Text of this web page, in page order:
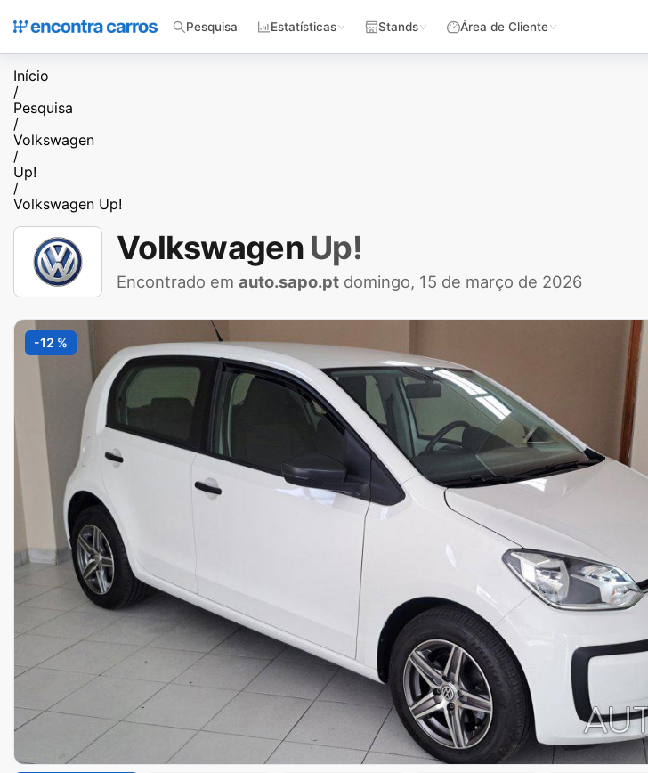
Pesquisa Estatísticas Stands Área de Cliente
Início
/
Pesquisa
/
Volkswagen
/
Up!
/
Volkswagen Up!
Volkswagen Up!
Encontrado em auto.sapo.pt domingo, 15 de março de 2026
-12 %